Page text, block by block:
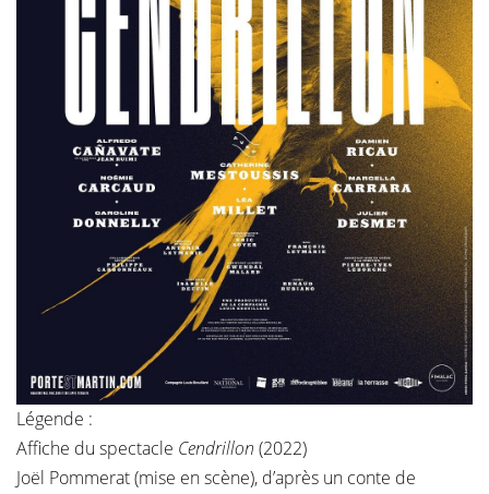
Légende :
Affiche du spectacle Cendrillon (2022)
Joël Pommerat (mise en scène), d’après un conte de